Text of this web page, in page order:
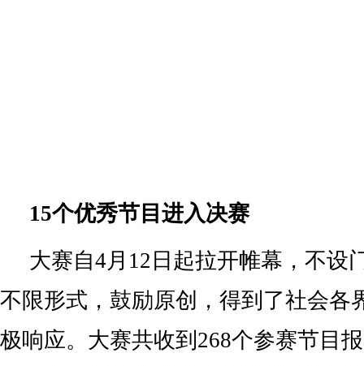
15个优秀节目进入决赛
大赛自4月12日起拉开帷幕，不设
不限形式，鼓励原创，得到了社会各
极响应。大赛共收到268个参赛节目